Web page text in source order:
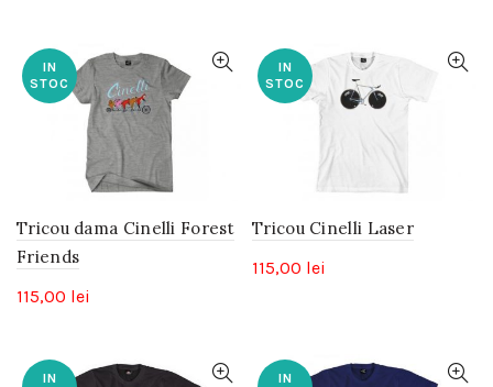
IN
STOC
Tricou dama Cinelli Forest
Friends
115,00 lei
IN
STOC
Tricou Cinelli Laser
115,00 lei
IN
IN